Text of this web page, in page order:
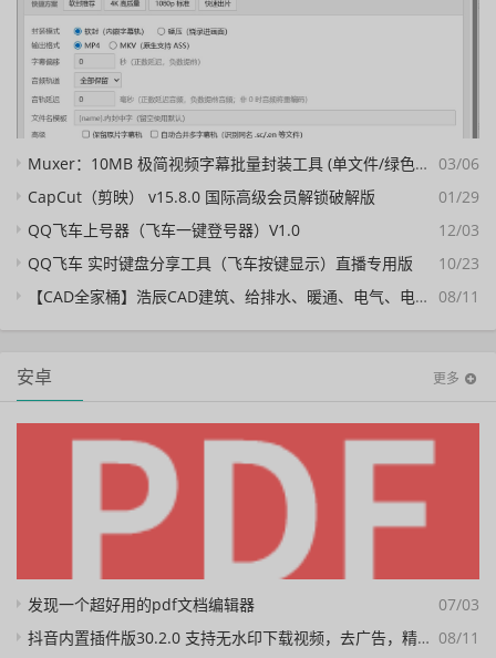
03/06
Muxer：10MB 极简视频字幕批量封装工具 (单文件/绿色版)
01/29
CapCut（剪映） v15.8.0 国际高级会员解锁破解版
12/03
QQ飞车上号器（飞车一键登号器）V1.0
10/23
QQ飞车 实时键盘分享工具（飞车按键显示）直播专用版
08/11
【CAD全家桶】浩辰CAD建筑、给排水、暖通、电气、电力软件 安装包中文版，亲测可用！
安卓 更多
07/03
发现一个超好用的pdf文档编辑器
08/11
抖音内置插件版30.2.0 支持无水印下载视频，去广告，精简界面